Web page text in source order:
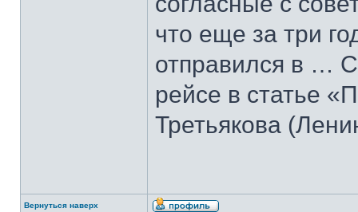
что еще за три
отправился в …
рейсе в статье
Третьякова
Вернуться наверх